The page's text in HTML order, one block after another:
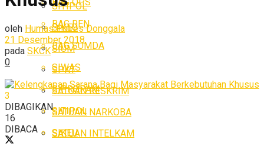
SITIPOL
SIKEU
SIUM
SPKT
SATUAN RESKRIM
SATUAN NARKOBA
SATUAN INTELKAM
BAG REN
BAG SUMDA
SIWAS
SIPROPAM
SITIPOL
SIKEU
oleh Humas Polres Donggala
21 Desember 2018
pada SKCK
0
3
DIBAGIKAN
16
DIBACA